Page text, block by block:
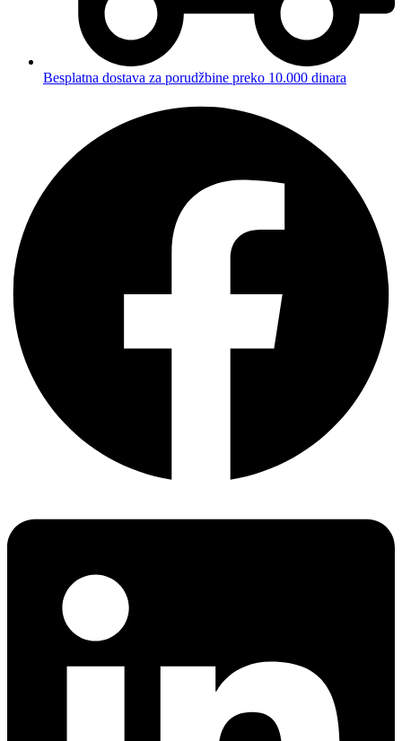
Besplatna dostava za porudžbine preko 10.000 dinara